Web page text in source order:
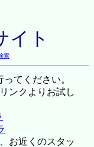
イト
索
てください。
ンクよりお試し
お近くのスタッ